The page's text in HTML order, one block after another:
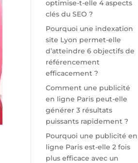
optimise-t-elle 4 aspects
clés du SEO ?
Pourquoi une indexation
site Lyon permet-elle
d’atteindre 6 objectifs de
référencement
efficacement ?
Comment une publicité
en ligne Paris peut-elle
générer 3 résultats
puissants rapidement ?
Pourquoi une publicité en
ligne Paris est-elle 2 fois
plus efficace avec un